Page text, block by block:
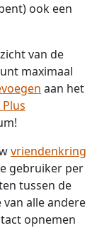
ook een
van de
maximaal
aan het
vriendenkring
gebruiker per
tussen de
alle andere
opnemen